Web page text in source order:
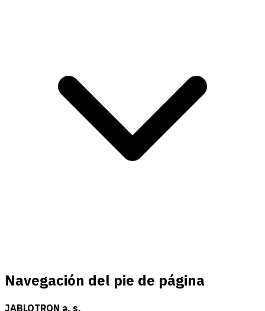
Navegación del pie de página
JABLOTRON a. s.